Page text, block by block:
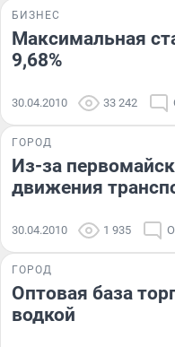
БИЗНЕС
Максимальная
9,68%
30.04.2010 33 242
ГОРОД
Из-за
движения
30.04.2010 1 935
ГОРОД
Оптовая база
водкой